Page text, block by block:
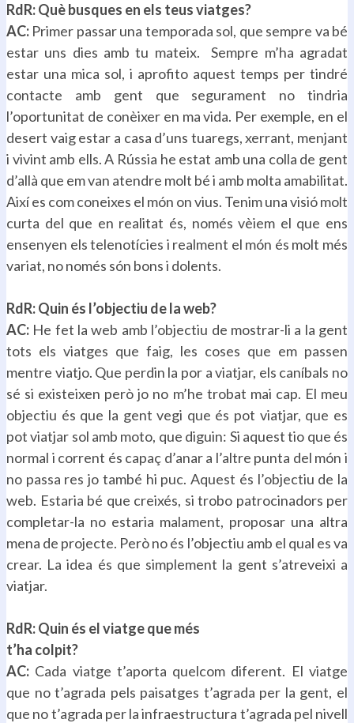
RdR: Què busques en els teus viatges?
AC: Primer passar una temporada sol, que sempre va bé
estar uns dies amb tu mateix. Sempre m’ha agradat
estar una mica sol, i aprofito aquest temps per tindré
contacte amb gent que segurament no tindria
l’oportunitat de conèixer en ma vida. Per exemple, en el
desert vaig estar a casa d’uns tuaregs, xerrant, menjant
i vivint amb ells. A Rússia he estat amb una colla de gent
d’allà que em van atendre molt bé i amb molta amabilitat.
Així es com coneixes el món on vius. Tenim una visió molt
curta del que en realitat és, només vèiem el que ens
ensenyen els telenotícies i realment el món és molt més
variat, no només són bons i dolents.
RdR: Quin és l’objectiu de la web?
AC: He fet la web amb l’objectiu de mostrar-li a la gent
tots els viatges que faig, les coses que em passen
mentre viatjo. Que perdin la por a viatjar, els caníbals no
sé si existeixen però jo no m’he trobat mai cap. El meu
objectiu és que la gent vegi que és pot viatjar, que es
pot viatjar sol amb moto, que diguin: Si aquest tio que és
normal i corrent és capaç d’anar a l’altre punta del món i
no passa res jo també hi puc. Aquest és l’objectiu de la
web. Estaria bé que creixés, si trobo patrocinadors per
completar-la no estaria malament, proposar una altra
mena de projecte. Però no és l’objectiu amb el qual es va
crear. La idea és que simplement la gent s’atreveixi a
viatjar.
RdR: Quin és el viatge que més
t’ha colpit?
AC: Cada viatge t’aporta quelcom diferent. El viatge
que no t’agrada pels paisatges t’agrada per la gent, el
que no t’agrada per la infraestructura t’agrada pel nivell